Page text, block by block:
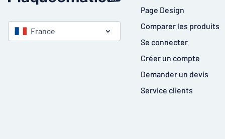
France
Page Design
Comparer les produits
Se connecter
Créer un compte
Demander un devis
Service clients